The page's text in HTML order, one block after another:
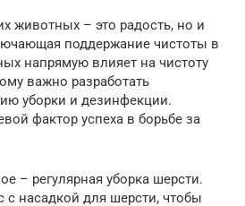
животных – это радость, но и
поддержание чистоты в
напрямую влияет на чистоту
важно разработать
уборки и дезинфекции.
фактор успеха в борьбе за
– регулярная уборка шерсти.
с насадкой для шерсти, чтобы